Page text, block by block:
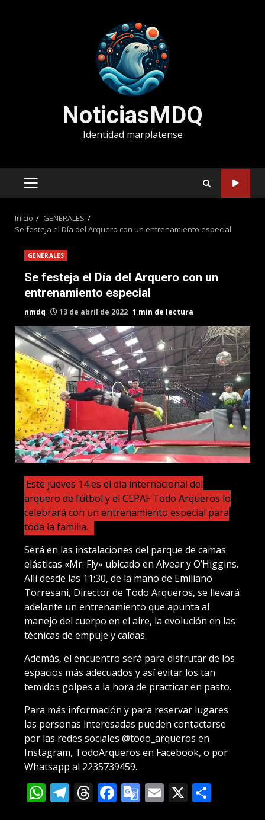
NoticiasMDQ
Identidad marplatense
MENÚ
Inicio
GENERALES
Se festeja el Día del Arquero con un entrenamiento especial
GENERALES
Se festeja el Día del Arquero con un
entrenamiento especial
nmdq 13 de abril de 2022 1 min de lectura
Este jueves 14 es el día internacional del
arquero de fútbol y el CEPAF Todo Arqueros lo
celebrará con un entrenamiento especial para
toda la familia.
Será en las instalaciones del parque de camas
elásticas «Mr. Fly» ubicado en Alvear y O’Higgins.
Allí desde las 11:30, de la mano de Emiliano
Torresani, Director de Todo Arqueros, se llevará
adelante un entrenamiento que apunta al
manejo del cuerpo en el aire, la evolución en las
técnicas de empuje y caídas.
Además, el encuentro será para disfrutar de los
espacios más adecuados y así evitar los tan
temidos golpes a la hora de practicar en pasto.
Para más información y para reservar lugares
las personas interesadas pueden contactarse
por las redes sociales @todo_arqueros en
Instagram, TodoArqueros en Facebook, o por
Whatsapp al 2235739459.
WhatsApp
Telegram
Threads
Facebook
Google
Email
X